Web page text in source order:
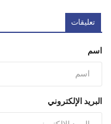
تعليقات
اسم
البريد الإلكتروني